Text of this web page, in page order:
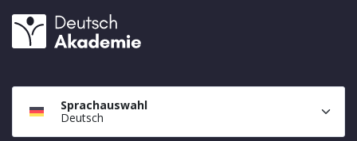
Sprachauswahl
Deutsch